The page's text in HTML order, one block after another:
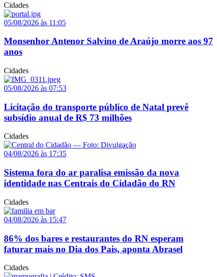
Cidades
05/08/2026 às 11:05
Monsenhor Antenor Salvino de Araújo morre aos 97
anos
Cidades
05/08/2026 às 07:53
Licitação do transporte público de Natal prevê
subsídio anual de R$ 73 milhões
Cidades
04/08/2026 às 17:35
Sistema fora do ar paralisa emissão da nova
identidade nas Centrais do Cidadão do RN
Cidades
04/08/2026 às 15:47
86% dos bares e restaurantes do RN esperam
faturar mais no Dia dos Pais, aponta Abrasel
Cidades